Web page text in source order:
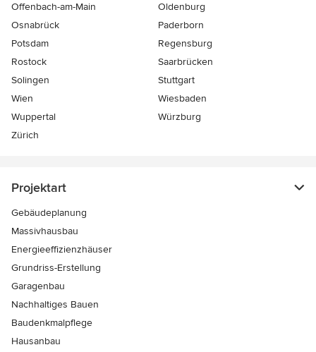
Offenbach-am-Main
Oldenburg
Osnabrück
Paderborn
Potsdam
Regensburg
Rostock
Saarbrücken
Solingen
Stuttgart
Wien
Wiesbaden
Wuppertal
Würzburg
Zürich
Projektart
Gebäudeplanung
Massivhausbau
Energieeffizienzhäuser
Grundriss-Erstellung
Garagenbau
Nachhaltiges Bauen
Baudenkmalpflege
Hausanbau